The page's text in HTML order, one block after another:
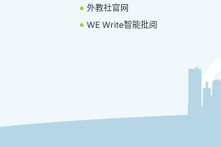
外教社官网
WE Write智能批阅